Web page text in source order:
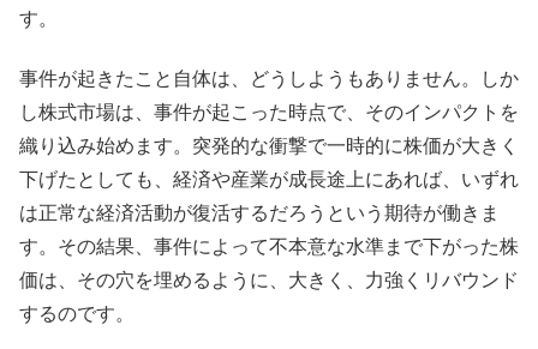
す。
事件が起きたこと自体は、どうしようもありません。しか
し株式市場は、事件が起こった時点で、そのインパクトを
織り込み始めます。突発的な衝撃で一時的に株価が大きく
下げたとしても、経済や産業が成長途上にあれば、いずれ
は正常な経済活動が復活するだろうという期待が働きま
す。その結果、事件によって不本意な水準まで下がった株
価は、その穴を埋めるように、大きく、力強くリバウンド
するのです。